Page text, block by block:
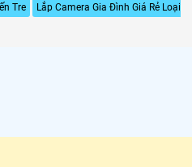
Tre
Lắp Camera Gia Đình Giá Rẻ Loại